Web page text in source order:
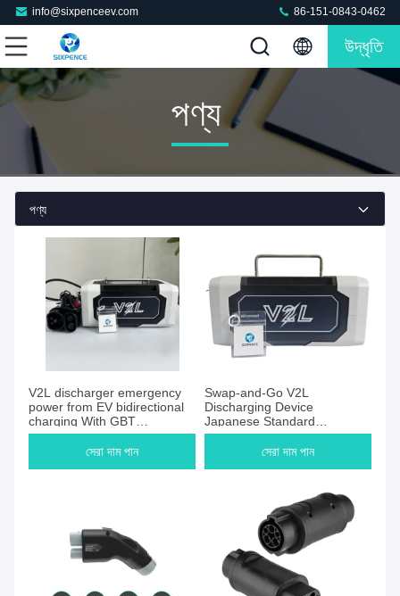
info@sixpenceev.com 86-151-0843-0462
উদ্ধৃতি
পণ্য
পণ্য
V2L discharger emergency
power from EV bidirectional
charging With GBT
CHAdeMo CCS NACS Tesla
DC Charger Plug
সেরা দাম পান
Swap-and-Go V2L
Discharging Device
Japanese Standard
CHAdeMO with Display
3.5KW Compatible with
সেরা দাম পান